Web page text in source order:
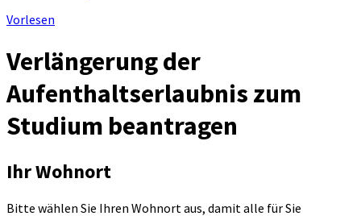
Vorlesen
Verlängerung der
Aufenthaltserlaubnis zum
Studium beantragen
Ihr Wohnort
Bitte wählen Sie Ihren Wohnort aus, damit alle für Sie